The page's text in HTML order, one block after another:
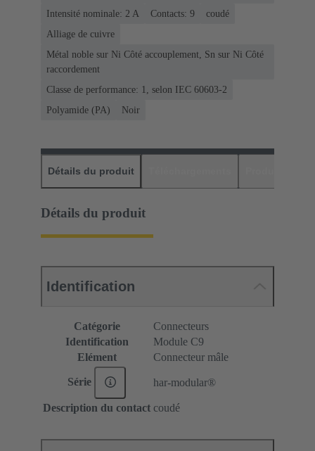
Intensité nominale: ‌2 A
Contacts: 9
coudé
Alliage de cuivre
Métal noble sur Ni Côté accouplement, Sn sur Ni Côté
raccordement
Classe de performance: 1, selon IEC 60603-2
Polyamide (PA)
Noir
Détails du produit
Détails du produit
Identification
Catégorie
Connecteurs
Identification
Module C9
Elément
Connecteur mâle
Série har-modular®
Description du contact coudé